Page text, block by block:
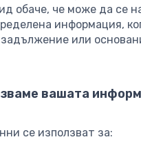
обаче, че може да се
информация,
или
вашата
се използват за: